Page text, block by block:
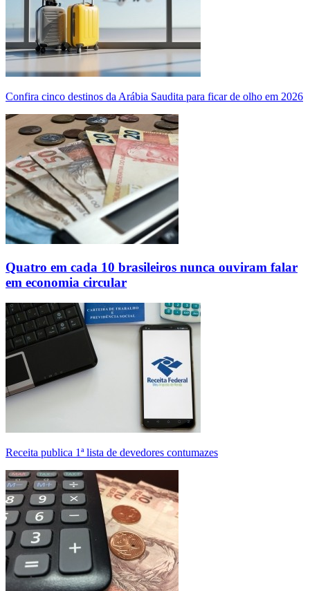
Confira cinco destinos da Arábia Saudita para ficar de olho em 2026
Quatro em cada 10 brasileiros nunca ouviram falar
em economia circular
Receita publica 1ª lista de devedores contumazes